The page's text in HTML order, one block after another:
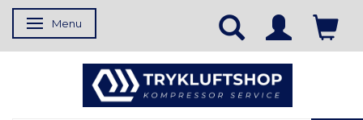
Skifte navigation
Menu